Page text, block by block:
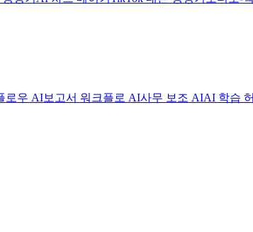
로우 AI보고서 워크플로 AI사무 보조 AIAI 학습